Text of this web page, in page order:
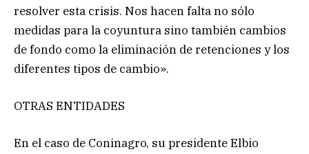
resolver esta crisis. Nos hacen falta no sólo
medidas para la coyuntura sino también cambios
de fondo como la eliminación de retenciones y los
diferentes tipos de cambio».
OTRAS ENTIDADES
En el caso de Coninagro, su presidente Elbio